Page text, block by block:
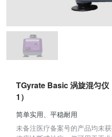
TGyrate Basic 涡旋混匀仪
1）
简单实用、平稳耐用
未备注医疗备案号的产品均未